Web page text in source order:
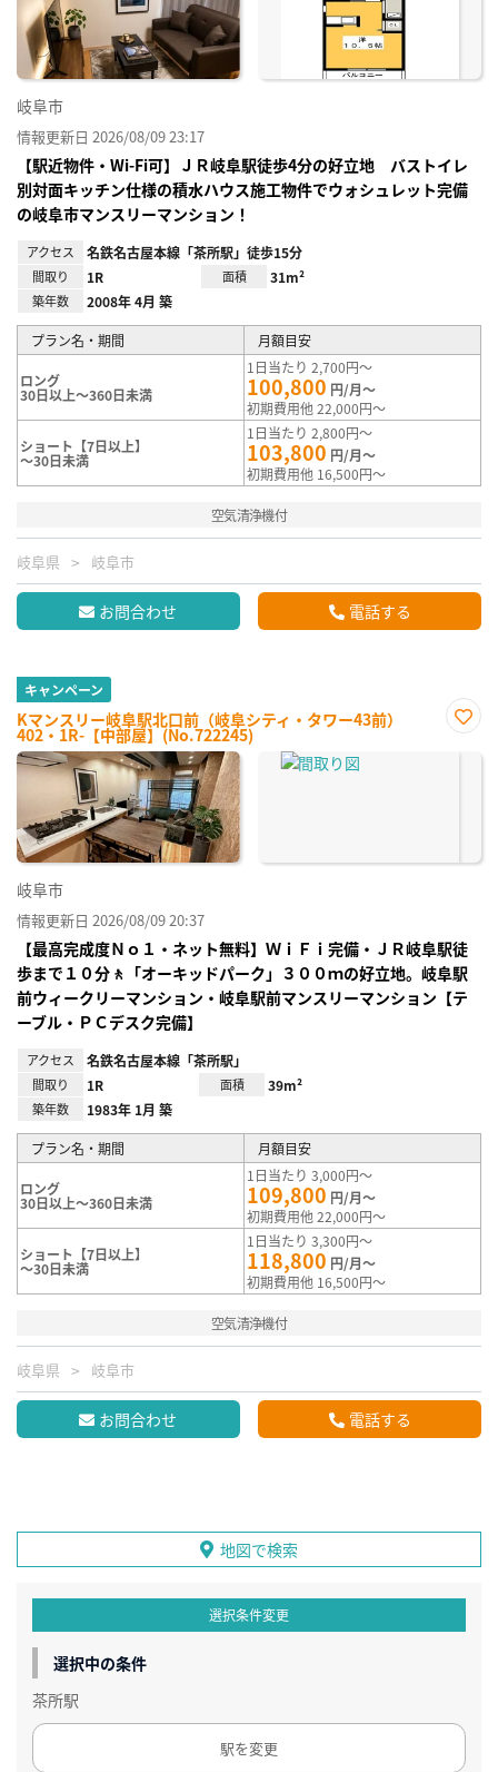
岐阜市
情報更新日 2026/08/09 23:17
【駅近物件・Wi-Fi可】ＪＲ岐阜駅徒歩4分の好立地 バストイレ
別対面キッチン仕様の積水ハウス施工物件でウォシュレット完備
の岐阜市マンスリーマンション！
アクセス 名鉄名古屋本線「茶所駅」徒歩15分
間取り 1R 面積 31m²
築年数 2008年 4月 築
プラン名・期間 月額目安
ロング
30日以上～360日未満
1日当たり 2,700円～
100,800 円/月～
初期費用他 22,000円～
ショート【7日以上】
～30日未満
1日当たり 2,800円～
103,800 円/月～
初期費用他 16,500円～
空気清浄機付
岐阜県 岐阜市
お問合わせ 電話する
キャンペーン
Kマンスリー岐阜駅北口前（岐阜シティ・タワー43前）
402・1R-【中部屋】(No.722245)
に入
岐阜市
情報更新日 2026/08/09 20:37
【最高完成度Ｎｏ１・ネット無料】ＷｉＦｉ完備・ＪＲ岐阜駅徒
歩まで１０分🚶「オーキッドパーク」３００ｍの好立地。岐阜駅
前ウィークリーマンション・岐阜駅前マンスリーマンション【テ
ーブル・ＰＣデスク完備】
アクセス 名鉄名古屋本線「茶所駅」
間取り 1R 面積 39m²
築年数 1983年 1月 築
プラン名・期間 月額目安
ロング
30日以上～360日未満
1日当たり 3,000円～
109,800 円/月～
初期費用他 22,000円～
ショート【7日以上】
～30日未満
1日当たり 3,300円～
118,800 円/月～
初期費用他 16,500円～
空気清浄機付
岐阜県 岐阜市
お問合わせ 電話する
地図で検索
選択条件変更
選択中の条件
茶所駅
駅を変更